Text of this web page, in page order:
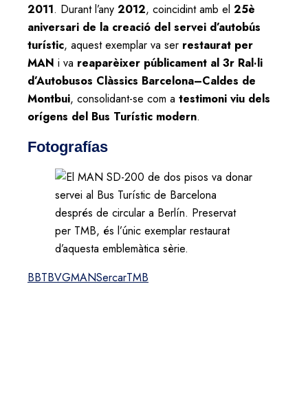
2011. Durant l’any 2012, coincidint amb el 25è
aniversari de la creació del servei d’autobús
turístic, aquest exemplar va ser restaurat per
MAN i va reaparèixer públicament al 3r Ral·li
d’Autobusos Clàssics Barcelona–Caldes de
Montbui, consolidant-se com a testimoni viu dels
orígens del Bus Turístic modern.
Fotografías
BBTBVGMANSercarTMB